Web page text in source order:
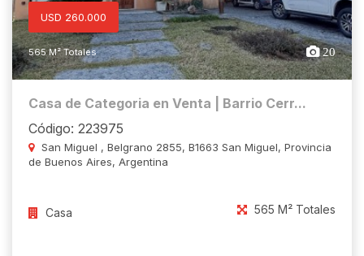
USD 260.000
565 M² Totales 20
Casa de Categoria en Venta | Barrio Cerr...
Código: 223975
San Miguel , Belgrano 2855, B1663 San Miguel, Provincia
de Buenos Aires, Argentina
Casa 565 M² Totales